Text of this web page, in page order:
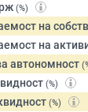
(%)
на
на
автономност
(%)
(%)